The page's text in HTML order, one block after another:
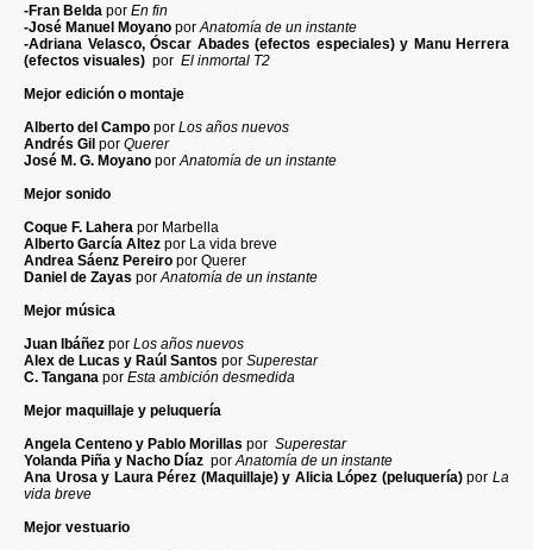
-Fran Belda por En fin
-José Manuel Moyano por Anatomía de un instante
-Adriana Velasco, Óscar Abades (efectos especiales) y Manu Herrera
(efectos visuales) por El inmortal T2
Mejor edición o montaje
Alberto del Campo por Los años nuevos
Andrés Gil por Querer
José M. G. Moyano por Anatomía de un instante
Mejor sonido
Coque F. Lahera por Marbella
Alberto García Altez por La vida breve
Andrea Sáenz Pereiro por Querer
Daniel de Zayas por Anatomía de un instante
Mejor música
Juan Ibáñez por Los años nuevos
Alex de Lucas y Raúl Santos por Superestar
C. Tangana por Esta ambición desmedida
Mejor maquillaje y peluquería
Angela Centeno y Pablo Morillas por Superestar
Yolanda Piña y Nacho Díaz por Anatomía de un instante
Ana Urosa y Laura Pérez (Maquillaje) y Alicia López (peluquería)porLa
vida breve
Mejor vestuario